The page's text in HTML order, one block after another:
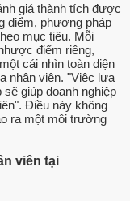
giá thành tích được
điểm, phương pháp
mục tiêu. Mỗi
điểm riêng,
cái nhìn toàn diện
nhân viên. "Việc lựa
giúp doanh nghiệp
Điều này không
ra một môi trường
viên tại